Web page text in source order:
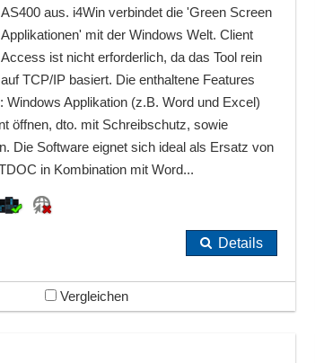
AS400 aus. i4Win verbindet die 'Green Screen
Applikationen' mit der Windows Welt. Client
Access ist nicht erforderlich, da das Tool rein
auf TCP/IP basiert. Die enthaltene Features
Windows Applikation (z.B. Word und Excel)
öffnen, dto. mit Schreibschutz, sowie
Die Software eignet sich ideal als Ersatz von
in Kombination mit Word...
Details
Vergleichen